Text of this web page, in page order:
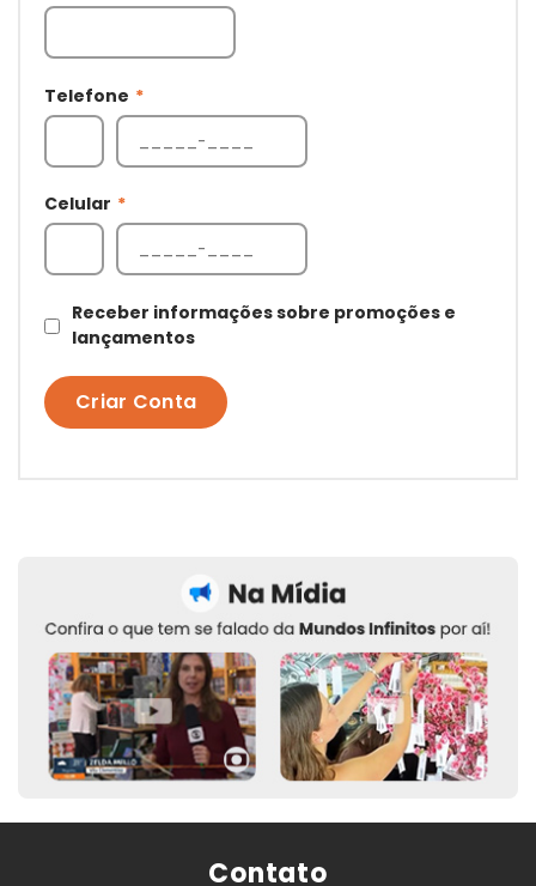
Telefone *
Celular *
Receber informações sobre promoções e
lançamentos
Criar Conta
Contato